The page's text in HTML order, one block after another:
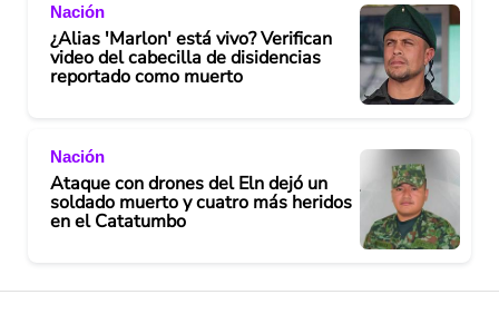
o
Nación
¿Alias 'Marlon' está vivo? Verifican
video del cabecilla de disidencias
reportado como muerto
Nación
Ataque con drones del Eln dejó un
soldado muerto y cuatro más heridos
en el Catatumbo